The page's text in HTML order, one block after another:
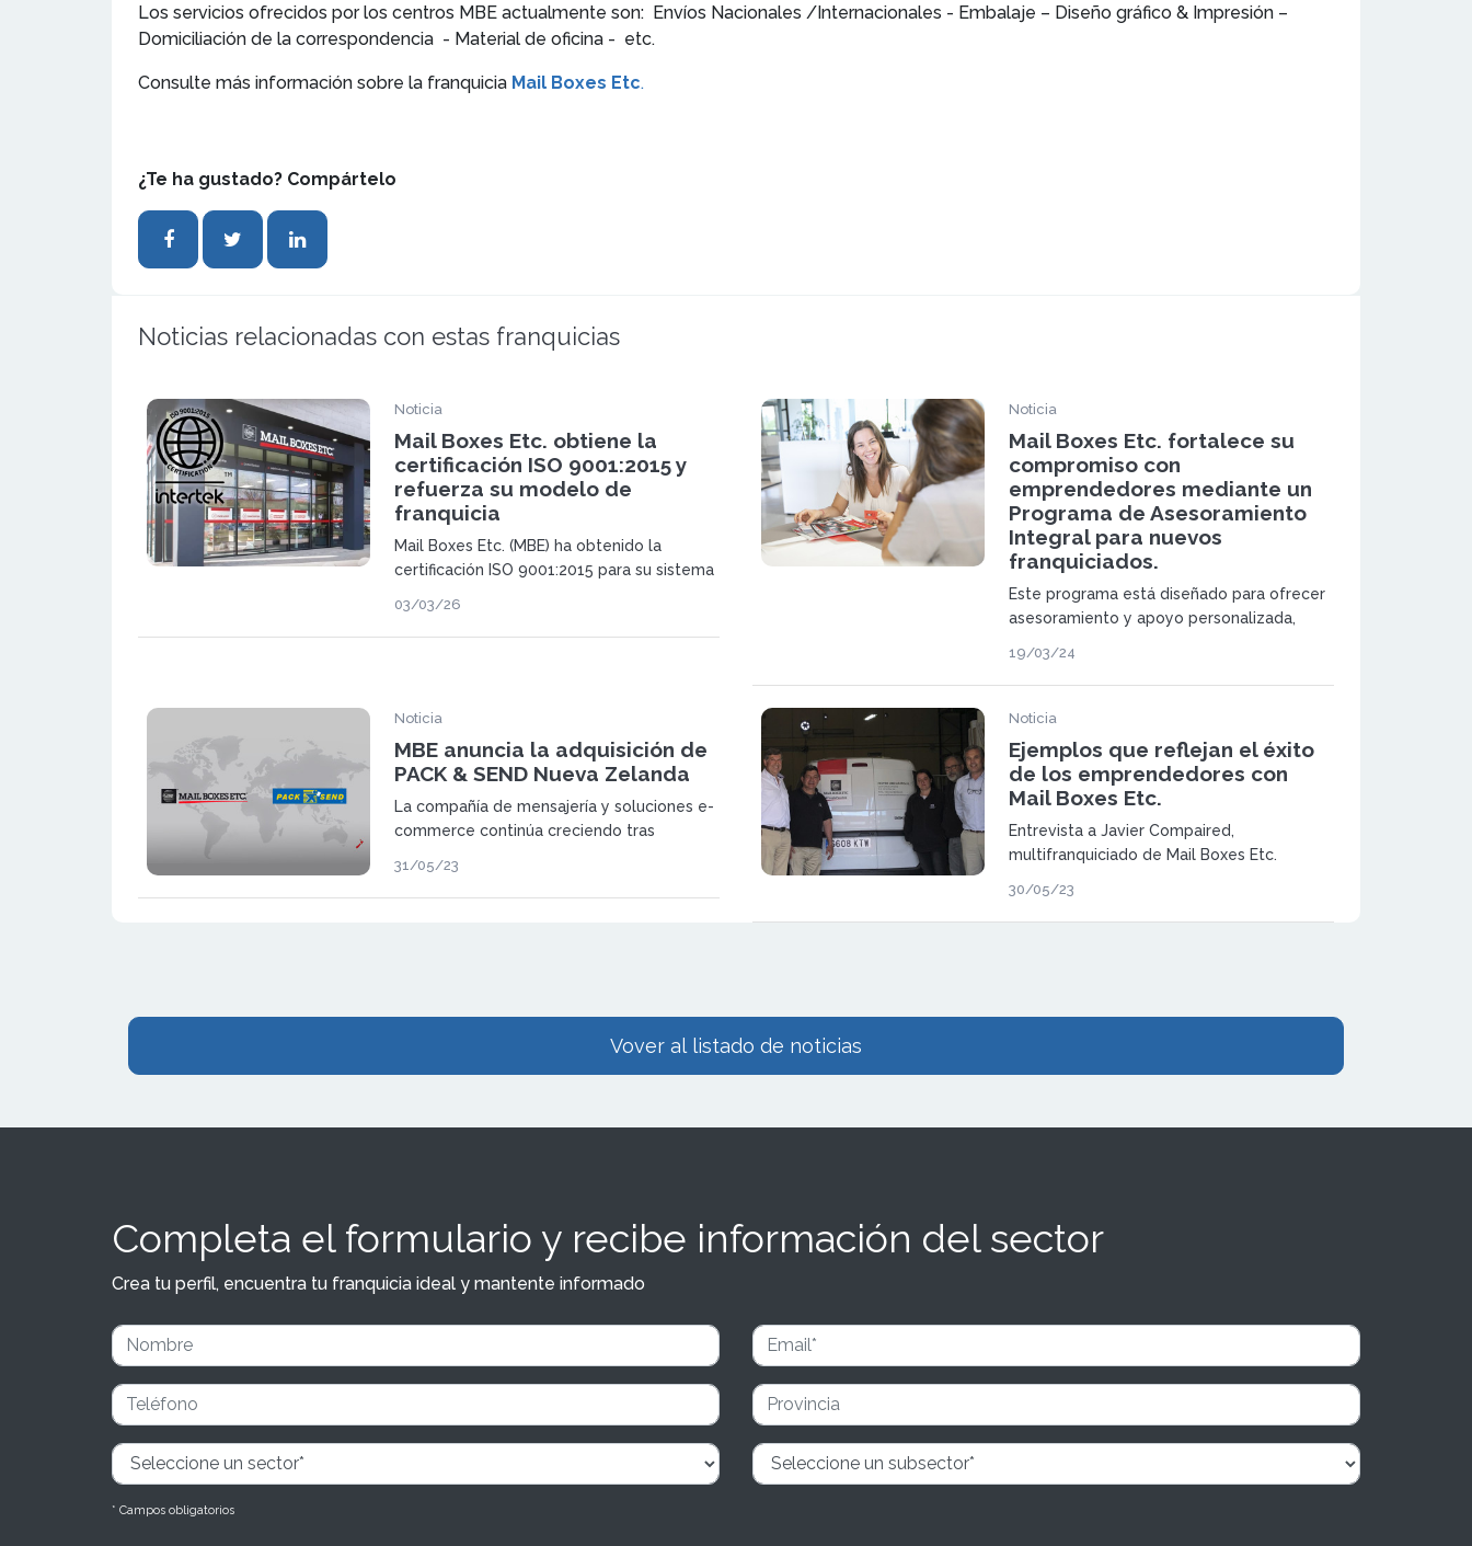
Los servicios ofrecidos por los centros MBE actualmente son: Envíos Nacionales /Internacionales - Embalaje – Diseño gráfico & Impresión –
Domiciliación de la correspondencia - Material de oficina - etc.
Consulte más información sobre la franquicia Mail Boxes Etc.
¿Te ha gustado? Compártelo
Noticias relacionadas con estas franquicias
Noticia
Mail Boxes Etc. obtiene la
certificación ISO 9001:2015 y
refuerza su modelo de
franquicia
Mail Boxes Etc. (MBE) ha obtenido la
certificación ISO 9001:2015 para su sistema
modelo organizativo y su posicionamiento
03/03/26
Noticia
Mail Boxes Etc. fortalece su
compromiso con
emprendedores mediante un
Programa de Asesoramiento
Integral para nuevos
franquiciados.
Este programa está diseñado para ofrecer
asesoramiento y apoyo personalizada,
esenciales para el desarrollo y la expansión
de sus negocios.
19/03/24
Noticia
MBE anuncia la adquisición de
PACK & SEND Nueva Zelanda
La compañía de mensajería y soluciones e-
commerce continúa creciendo tras
servicios del sector.
31/05/23
Noticia
Ejemplos que reflejan el éxito
de los emprendedores con
Mail Boxes Etc.
Entrevista a Javier Compaired,
multifranquiciado de Mail Boxes Etc.
30/05/23
Vover al listado de noticias
Completa el formulario y recibe información del sector
Crea tu perfil, encuentra tu franquicia ideal y mantente informado
* Campos obligatorios